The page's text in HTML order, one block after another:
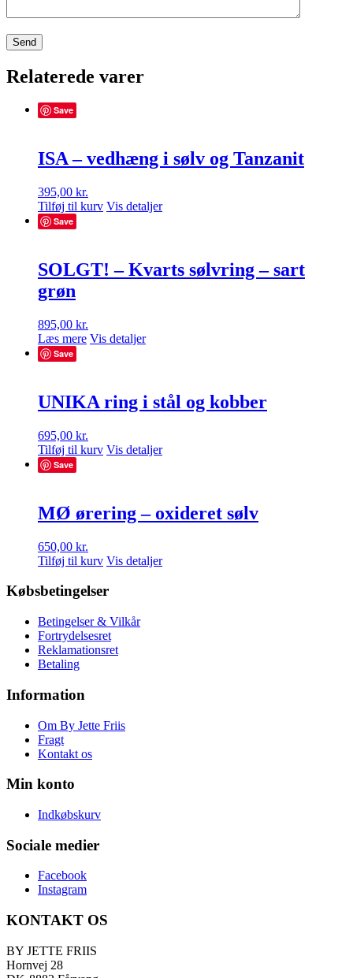
Relaterede varer
Save
ISA – vedhæng i sølv og Tanzanit
395,00 kr.
Tilføj til kurv Vis detaljer
Save
SOLGT! – Kvarts sølvring – sart
grøn
895,00 kr.
Læs mere Vis detaljer
Save
UNIKA ring i stål og kobber
695,00 kr.
Tilføj til kurv Vis detaljer
Save
MØ ørering – oxideret sølv
650,00 kr.
Tilføj til kurv Vis detaljer
Købsbetingelser
Betingelser & Vilkår
Fortrydelsesret
Reklamationsret
Betaling
Information
Om By Jette Friis
Fragt
Kontakt os
Min konto
Indkøbskurv
Sociale medier
Facebook
Instagram
KONTAKT OS
BY JETTE FRIIS
Hornvej 28